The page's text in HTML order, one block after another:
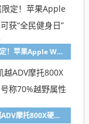
中国专属限定！苹果Apple Watch今日可获“全民健身日”限量版奖章
4.28万 凯越ADV摩托800X硬汉上市：号称70%越野属性